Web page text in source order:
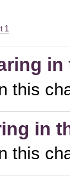
1
this
in
this